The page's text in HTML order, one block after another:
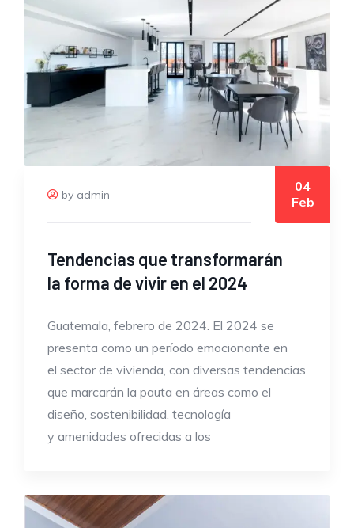
by admin
04
Feb
Tendencias que transformarán
la forma de vivir en el 2024
Guatemala, febrero de 2024. El 2024 se
presenta como un período emocionante en
el sector de vivienda, con diversas tendencias
que marcarán la pauta en áreas como el
diseño, sostenibilidad, tecnología
y amenidades ofrecidas a los